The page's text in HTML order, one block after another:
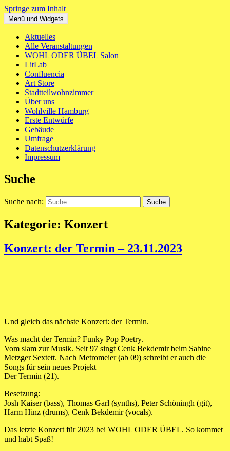
Springe zum Inhalt
WOHL ODER ÜBEL
Ein neues Haus für St. Pauli Mitte
Menü und Widgets
Aktuelles
Alle Veranstaltungen
WOHL ODER ÜBEL Salon
LitLab
Confluencia
Art Store
Stadtteilwohnzimmer
Über uns
Wohlville Hamburg
Erste Entwürfe
Gebäude
Umfrage
Datenschutzerklärung
Impressum
Suche
Suche nach:
Kategorie: Konzert
Konzert: der Termin – 23.11.2023
Und gleich das nächste Konzert: der Termin.
Was macht der Termin? Funky Pop Poetry.
Vom slam zur Musik. Seit 97 singt Cenk Bekdemir beim Sabine
Metzger Sextett. Nach Metromeier (ab 09) schreibt er auch die
Songs für sein neues Projekt
Der Termin (21).
Besetzung:
Josh Kaiser (bass), Thomas Garl (synths), Peter Schöningh (git),
Harm Hinz (drums), Cenk Bekdemir (vocals).
Das letzte Konzert für 2023 bei WOHL ODER ÜBEL. So kommet
und habt Spaß!